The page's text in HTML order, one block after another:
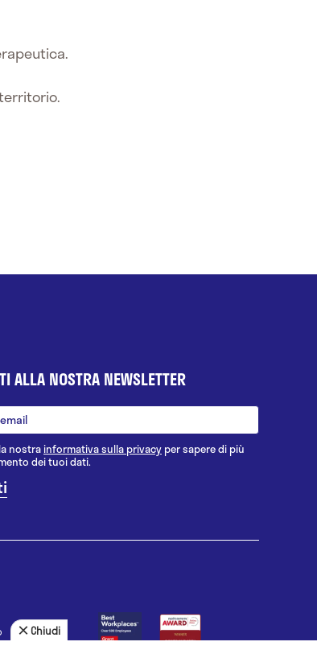
ALLA NOSTRA NEWSLETTER
nostrainformativa sulla privacy per sapere di più
dei tuoi dati.
Chiudi